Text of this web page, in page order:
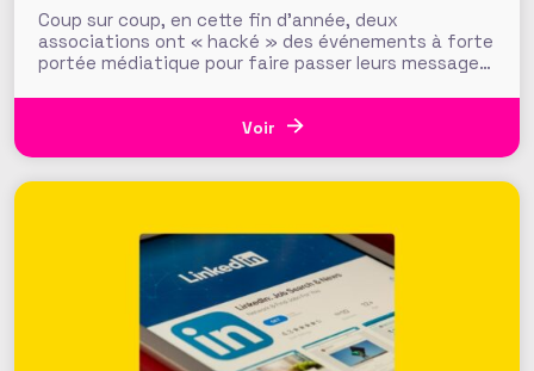
Coup sur coup, en cette fin d’année, deux
associations ont « hacké » des événements à forte
portée médiatique pour faire passer leurs messages
sauvage que le mot suggère, puisque concertés
avec les organisateurs de ces événements, mais qui
Voir